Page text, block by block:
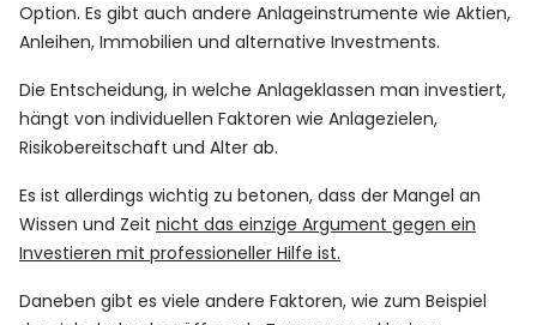
Option. Es gibt auch andere Anlageinstrumente wie Aktien,
Anleihen, Immobilien und alternative Investments.
Die Entscheidung, in welche Anlageklassen man investiert,
hängt von individuellen Faktoren wie Anlagezielen,
Risikobereitschaft und Alter ab.
Es ist allerdings wichtig zu betonen, dass der Mangel an
Wissen und Zeit nicht das einzige Argument gegen ein
Investieren mit professioneller Hilfe ist.
Daneben gibt es viele andere Faktoren, wie zum Beispiel